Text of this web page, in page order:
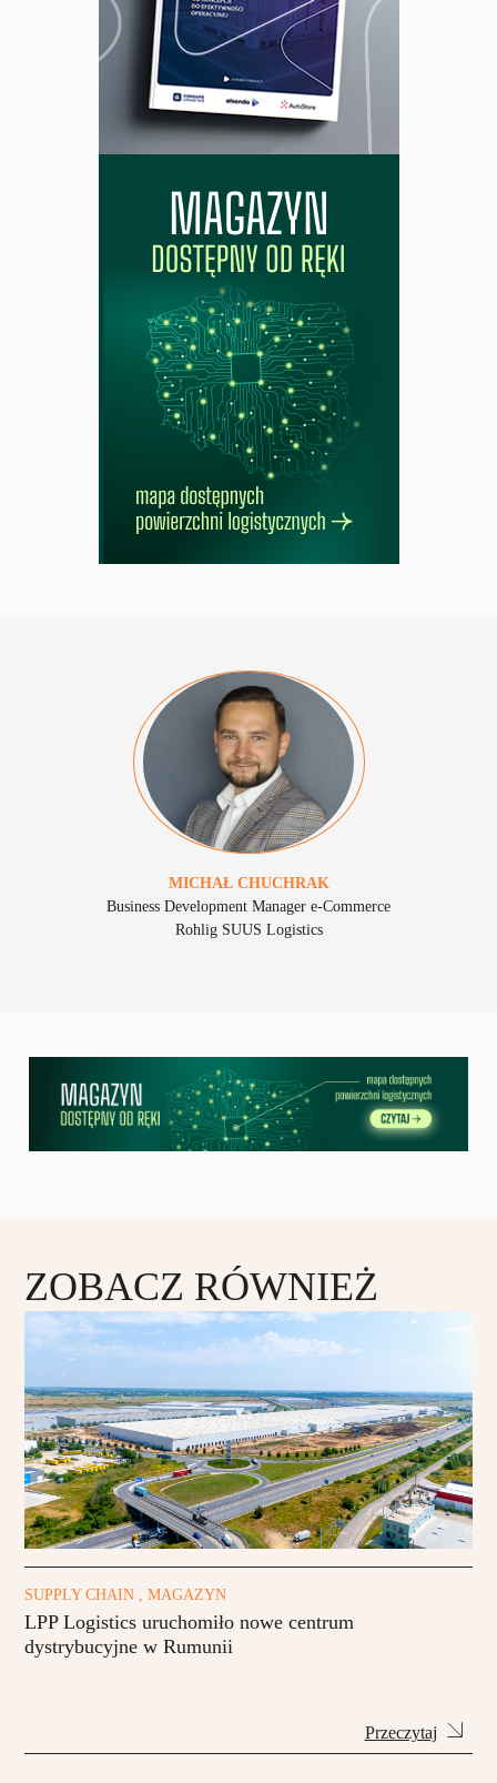
MICHAŁ CHUCHRAK
Business Development Manager e-Commerce
Rohlig SUUS Logistics
ZOBACZ RÓWNIEŻ
SUPPLY CHAIN , MAGAZYN
LPP Logistics uruchomiło nowe centrum
dystrybucyjne w Rumunii
Przeczytaj